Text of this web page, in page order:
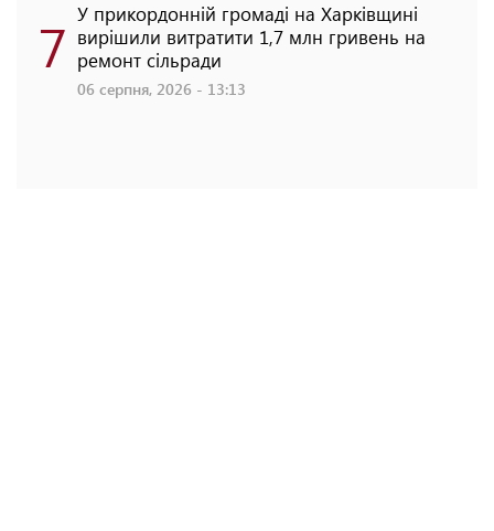
7 У прикордонній громаді на Харківщині
вирішили витратити 1,7 млн гривень на
ремонт сільради
06 серпня, 2026 - 13:13